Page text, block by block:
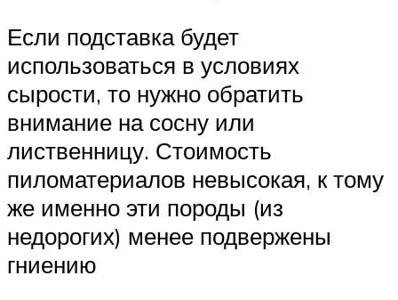
Если подставка будет
использоваться в условиях
сырости, то нужно обратить
внимание на сосну или
лиственницу. Стоимость
пиломатериалов невысокая, к тому
же именно эти породы (из
недорогих) менее подвержены
гниению